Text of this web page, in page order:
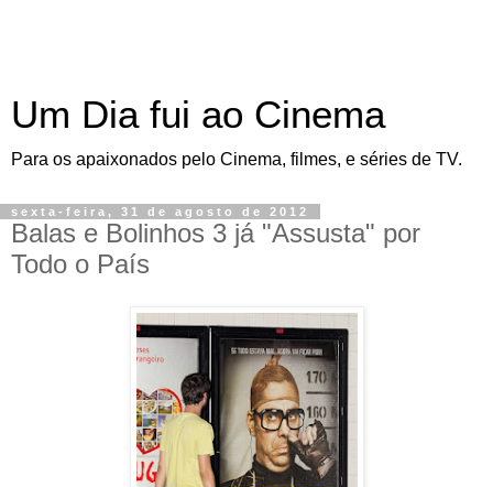
Um Dia fui ao Cinema
Para os apaixonados pelo Cinema, filmes, e séries de TV.
sexta-feira, 31 de agosto de 2012
Balas e Bolinhos 3 já "Assusta" por
Todo o País